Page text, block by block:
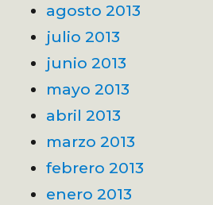
agosto 2013
julio 2013
junio 2013
mayo 2013
abril 2013
marzo 2013
febrero 2013
enero 2013